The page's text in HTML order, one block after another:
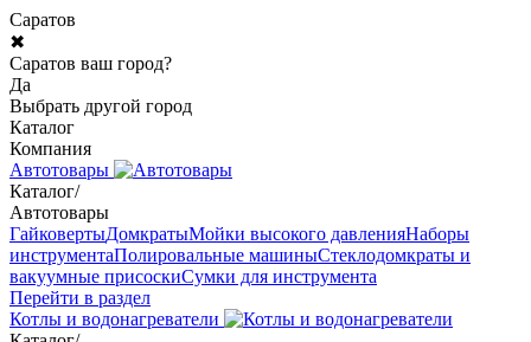
Саратов
✖
Саратов ваш город?
Да
Выбрать другой город
Каталог
Компания
Автотовары
Каталог/
Автотовары
ГайковертыДомкратыМойки высокого давленияНаборы
инструментаПолировальные машиныСтеклодомкраты и
вакуумные присоскиСумки для инструмента
Перейти в раздел
Котлы и водонагреватели